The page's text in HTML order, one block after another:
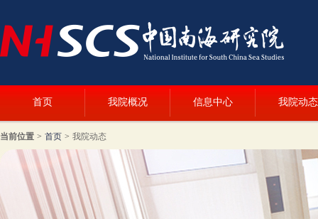
首页 我院概况 信息中心 我院动态
当前位置 > 首页 > 我院动态